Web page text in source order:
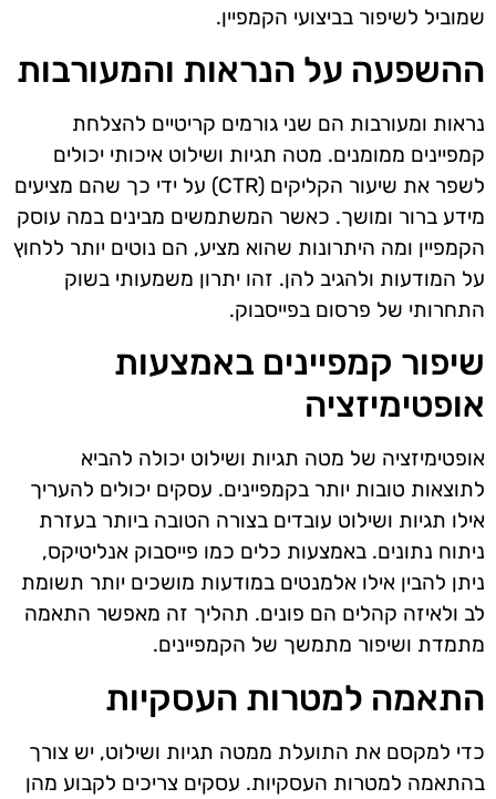
שמוביל לשיפור בביצועי הקמפיין.
ההשפעה על הנראות והמעורבות
נראות ומעורבות הם שני גורמים קריטיים להצלחת
קמפיינים ממומנים. מטה תגיות ושילוט איכותי יכולים
לשפר את שיעור הקליקים (CTR) על ידי כך שהם מציעים
מידע ברור ומושך. כאשר המשתמשים מבינים במה עוסק
הקמפיין ומה היתרונות שהוא מציע, הם נוטים יותר ללחוץ
על המודעות ולהגיב להן. זהו יתרון משמעותי בשוק
התחרותי של פרסום בפייסבוק.
שיפור קמפיינים באמצעות
אופטימיזציה
אופטימיזציה של מטה תגיות ושילוט יכולה להביא
לתוצאות טובות יותר בקמפיינים. עסקים יכולים להעריך
אילו תגיות ושילוט עובדים בצורה הטובה ביותר בעזרת
ניתוח נתונים. באמצעות כלים כמו פייסבוק אנליטיקס,
ניתן להבין אילו אלמנטים במודעות מושכים יותר תשומת
לב ולאיזה קהלים הם פונים. תהליך זה מאפשר התאמה
מתמדת ושיפור מתמשך של הקמפיינים.
התאמה למטרות העסקיות
כדי למקסם את התועלת ממטה תגיות ושילוט, יש צורך
בהתאמה למטרות העסקיות. עסקים צריכים לקבוע מהן